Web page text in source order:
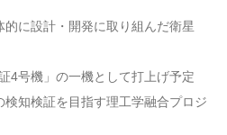
的に設計・開発に取り組んだ衛星
4号機」の一機として打上げ予定
検知検証を目指す理工学融合プロジ